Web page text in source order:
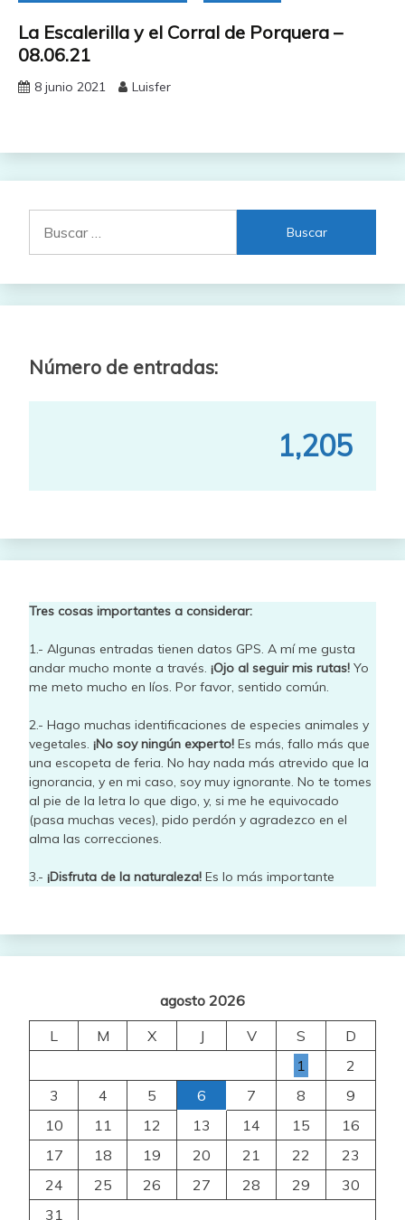
La Escalerilla y el Corral de Porquera –
08.06.21
8 junio 2021 Luisfer
Número de entradas:
1,205
Tres cosas importantes a considerar:
1.- Algunas entradas tienen datos GPS. A mí me gusta
andar mucho monte a través. ¡Ojo al seguir mis rutas! Yo
me meto mucho en líos. Por favor, sentido común.
2.- Hago muchas identificaciones de especies animales y
vegetales. ¡No soy ningún experto! Es más, fallo más que
una escopeta de feria. No hay nada más atrevido que la
ignorancia, y en mi caso, soy muy ignorante. No te tomes
al pie de la letra lo que digo, y, si me he equivocado
(pasa muchas veces), pido perdón y agradezco en el
alma las correcciones.
3.- ¡Disfruta de la naturaleza! Es lo más importante
agosto 2026
L
M X J V S
D
1
2
3
4 5 6 7 8
9
10
11 12 13 14 15
16
17
18 19 20 21 22
23
24
25 26 27 28 29
30
31